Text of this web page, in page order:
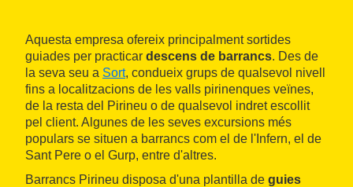
Aquesta empresa ofereix principalment sortides
guiades per practicar descens de barrancs. Des de
la seva seu a Sort, condueix grups de qualsevol nivell
fins a localitzacions de les valls pirinenques veïnes,
de la resta del Pirineu o de qualsevol indret escollit
pel client. Algunes de les seves excursions més
populars se situen a barrancs com el de l'Infern, el de
Sant Pere o el Gurp, entre d'altres.
Barrancs Pirineu disposa d'una plantilla de guies